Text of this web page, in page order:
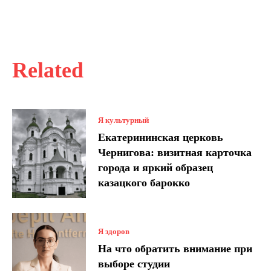
Related
Я культурный
Екатерининская церковь
Чернигова: визитная карточка
города и яркий образец
казацкого барокко
Я здоров
На что обратить внимание при
выборе студии